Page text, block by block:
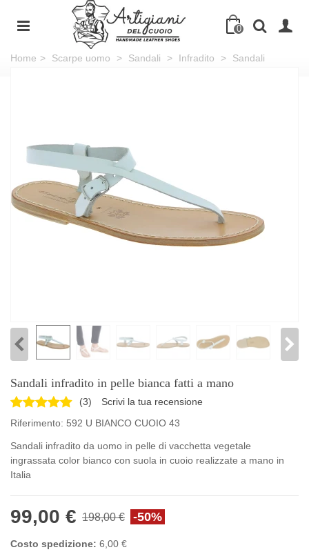
0
Home > Scarpe uomo > Sandali > Infradito >
Sandali
Sandali infradito in pelle bianca fatti a mano
(3)
Scrivi la tua recensione
Riferimento: 592 U BIANCO CUOIO 43
Sandali infradito da uomo in pelle di vacchetta vegetale
ingrassata color bianco con suola in cuoio realizzate a mano in
Italia
99,00 € 198,00 € -50%
Costo spedizione: 6,00 €